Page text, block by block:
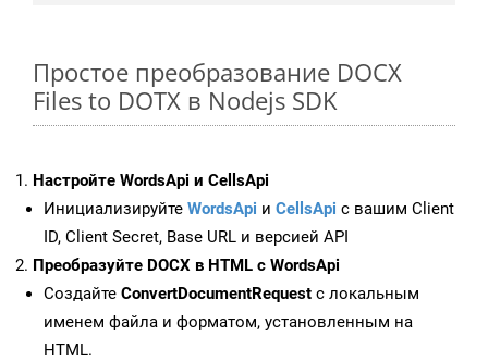
Простое преобразование DOCX
Files to DOTX в Nodejs SDK
Настройте WordsApi и CellsApi
Инициализируйте WordsApi и CellsApi с вашим Client
ID, Client Secret, Base URL и версией API
Преобразуйте DOCX в HTML с WordsApi
Создайте ConvertDocumentRequest с локальным
именем файла и форматом, установленным на
HTML.